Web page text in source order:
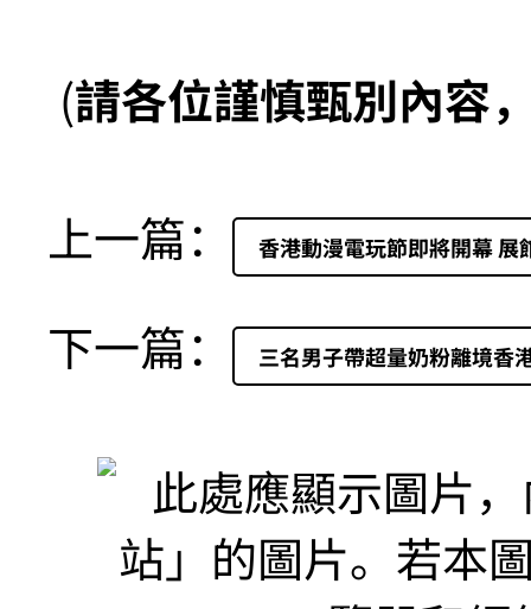
(請各位謹慎甄別內容
上一篇： 香港動漫電玩節即將開幕 展
下一篇： 三名男子帶超量奶粉離境香